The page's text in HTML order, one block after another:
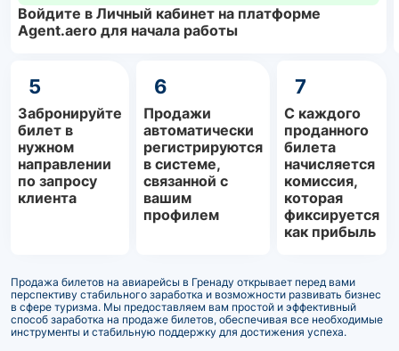
Войдите в Личный кабинет на платформе
Agent.aero для начала работы
5
Забронируйте
билет в
нужном
направлении
по запросу
клиента
6
Продажи
автоматически
регистрируются
в системе,
связанной с
вашим
профилем
7
С каждого
проданного
билета
начисляется
комиссия,
которая
фиксируется
как прибыль
Продажа билетов на авиарейсы в Гренаду открывает перед вами
перспективу стабильного заработка и возможности развивать бизнес
в сфере туризма. Мы предоставляем вам простой и эффективный
способ заработка на продаже билетов, обеспечивая все необходимые
инструменты и стабильную поддержку для достижения успеха.